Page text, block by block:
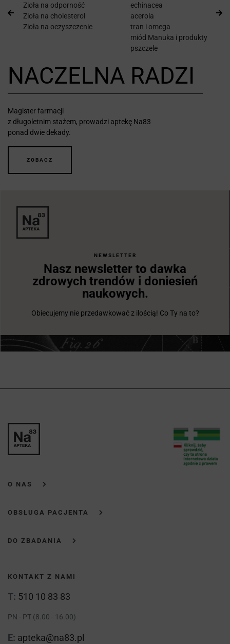
Zioła na odporność
Zioła na cholesterol
Zioła na oczyszczenie
echinacea
acerola
tran i omega
miód Manuka i produkty
pszczele
NACZELNA RADZI
Magister farmacji
z długoletnim stażem, prowadzi aptekę Na83
ponad dwie dekady.
ZOBACZ
NEWSLETTER
Nasz newsletter to dawka
zdrowych trendów i doniesień
naukowych.
Obiecujemy nie przedawkować z ilością! Co Ty na to?
O NAS
OBSŁUGA PACJENTA
DO ZBADANIA
KONTAKT Z NAMI
T: 510 10 83 83
PN - PT (8.00 - 16.00)
E: apteka@na83.pl